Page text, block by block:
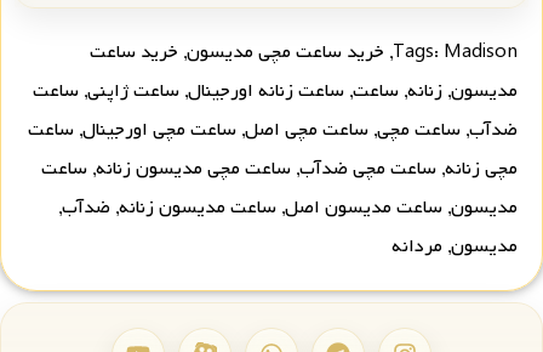
Tags: Madison
, خرید ساعت مچی مدیسون, خرید ساعت
مدیسون, زنانه, ساعت, ساعت زنانه اورجینال, ساعت ژاپنی, ساعت
ضدآب, ساعت مچی, ساعت مچی اصل, ساعت مچی اورجینال, ساعت
مچی زنانه, ساعت مچی ضدآب, ساعت مچی مدیسون زنانه, ساعت
مدیسون, ساعت مدیسون اصل, ساعت مدیسون زنانه, ضدآب,
مدیسون, مردانه